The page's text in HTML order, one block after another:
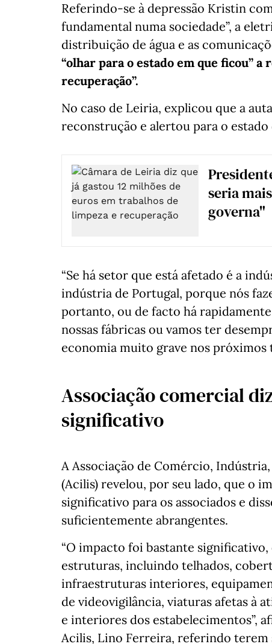
Referindo-se à depressão Kristin
fundamental numa sociedade”, a
distribuição de água e as
“olhar para o estado em que ficou”
recuperação”.
No caso de Leiria, explicou que a
reconstrução e alertou para o
seria
governa"
“Se há setor que está afetado é a
indústria de Portugal, porque nós
portanto, ou de facto há
nossas fábricas ou vamos ter
economia muito grave nos próximos
Associação comercial
significativo
A Associação de Comércio,
(Acilis) revelou, por seu lado, que o
significativo para os associados e
suficientemente abrangentes.
“O impacto foi bastante
estruturas, incluindo telhados,
infraestruturas interiores,
de videovigilância, viaturas afetas à
e interiores dos estabelecimentos”,
Acilis, Lino Ferreira, referindo terem